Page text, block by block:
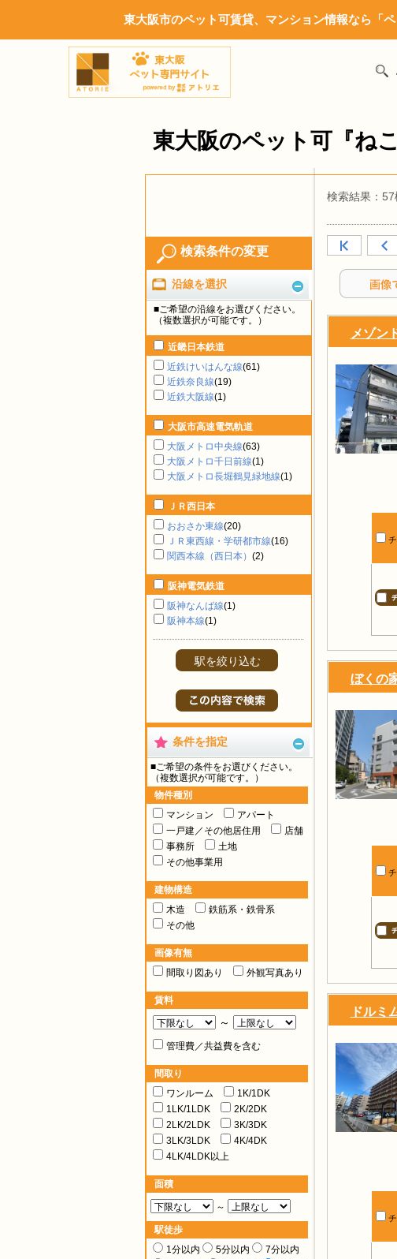
検索条件の変更
沿線を選択
■ご希望の沿線をお選びください。
（複数選択が可能です。）
近畿日本鉄道
近鉄けいはんな線(61)
近鉄奈良線(19)
近鉄大阪線(1)
大阪市高速電気軌道
大阪メトロ中央線(63)
大阪メトロ千日前線(1)
大阪メトロ長堀鶴見緑地線(1)
ＪＲ西日本
おおさか東線(20)
ＪＲ東西線・学研都市線(16)
関西本線（西日本） (2)
阪神電気鉄道
阪神なんば線(1)
阪神本線(1)
駅を絞り込む
条件を指定
■ご希望の条件をお選びください。
（複数選択が可能です。）
物件種別
マンション
アパート
一戸建／その他居住用
店舗
事務所
土地
その他事業用
建物構造
木造
鉄筋系・鉄骨系
その他
画像有無
間取り図あり
外観写真あり
賃料
～
管理費／共益費を含む
間取り
ワンルーム
1K/1DK
1LK/1LDK
2K/2DK
2LK/2LDK
3K/3DK
3LK/3LDK
4K/4DK
4LK/4LDK以上
面積
～
駅徒歩
1分以内
5分以内
7分以内
東大阪市のペット可賃貸、マンション情報なら「
東大阪のペット可『ね
検索結果：
メゾン
チ
ぼくの
チ
ドルミ
チ